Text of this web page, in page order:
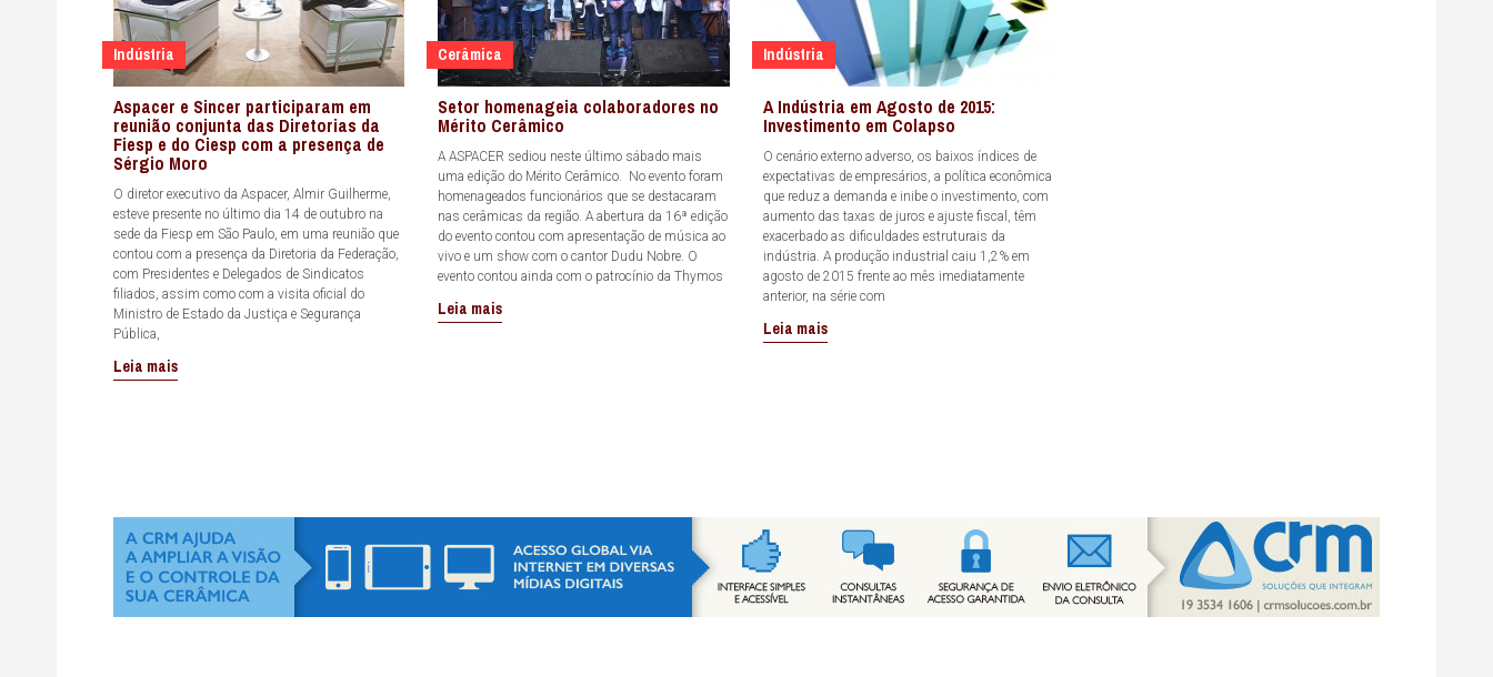
Indústria
Aspacer e Sincer participaram em
reunião conjunta das Diretorias da
Fiesp e do Ciesp com a presença de
Sérgio Moro
O diretor executivo da Aspacer, Almir Guilherme,
esteve presente no último dia 14 de outubro na
sede da Fiesp em São Paulo, em uma reunião que
contou com a presença da Diretoria da Federação,
com Presidentes e Delegados de Sindicatos
filiados, assim como com a visita oficial do
Ministro de Estado da Justiça e Segurança
Pública,
Leia mais
Cerâmica
Setor homenageia colaboradores no
Mérito Cerâmico
A ASPACER sediou neste último sábado mais
uma edição do Mérito Cerâmico. No evento foram
homenageados funcionários que se destacaram
nas cerâmicas da região. A abertura da 16ª edição
do evento contou com apresentação de música ao
vivo e um show com o cantor Dudu Nobre. O
evento contou ainda com o patrocínio da Thymos
Leia mais
Indústria
A Indústria em Agosto de 2015:
Investimento em Colapso
O cenário externo adverso, os baixos índices de
expectativas de empresários, a política econômica
que reduz a demanda e inibe o investimento, com
aumento das taxas de juros e ajuste fiscal, têm
exacerbado as dificuldades estruturais da
indústria. A produção industrial caiu 1,2% em
agosto de 2015 frente ao mês imediatamente
anterior, na série com
Leia mais